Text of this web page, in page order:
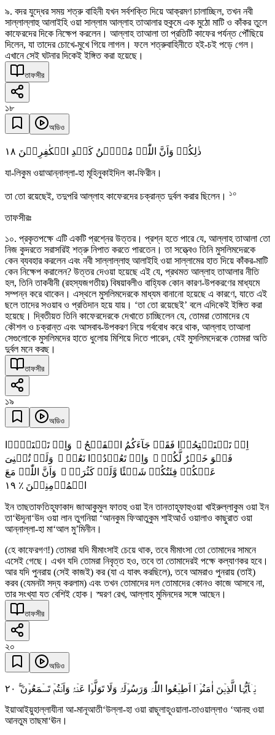
৯. বদর যুদ্ধের সময় শত্রু বাহিনী যখন সর্বশক্তি দিয়ে আক্রমণ চালাচ্ছিল, তখন নবী
সাল্লাল্লাহু আলাইহি ওয়া সাল্লাম আল্লাহ তাআলার হুকুমে এক মুঠো মাটি ও কাঁকর তুলে
কাফেরদের দিকে নিক্ষেপ করলেন। আল্লাহ তাআলা তা প্রতিটি কাফের পর্যন্ত পৌঁছিয়ে
দিলেন, যা তাদের চোখে-মুখে গিয়ে লাগল। ফলে শত্রুবাহিনীতে হই-চই পড়ে গেল।
এখানে সেই ঘটনার দিকেই ইঙ্গিত করা হয়েছে।
তাফসীর
১৮
অডিও
ذٰلِکُمۡ وَاَنَّ اللّٰہَ مُوۡہِنُ کَیۡدِ الۡکٰفِرِیۡنَ ١٨
যা-লিকুম ওয়াআন্নাল্লা-হা মূহিনুকাইদিল কা-ফিরীন।
তা তো রয়েছেই, তদুপরি আল্লাহ কাফেরদের চক্রান্ত দুর্বল করার ছিলেন। ১০
তাফসীরঃ
১০. প্রকৃতপক্ষে এটি একটি প্রশ্নের উত্তর। প্রশ্ন হতে পারে যে, আল্লাহ তাআলা তো
নিজ কুদরতে সরাসরিই শত্রু নিপাত করতে পারতেন। তা সত্ত্বেও তিনি মুসলিমদেরকে
কেন ব্যবহার করলেন এবং নবী সাল্লাল্লাহু আলাইহি ওয়া সাল্লামের হাত দিয়ে কাঁকর-মাটি
কেন নিক্ষেপ করালেন? উত্তর দেওয়া হয়েছে এই যে, প্রথমত আল্লাহ তাআলার নীতি
হল, তিনি তাকবীনী (রহস্যজগতীয়) বিষয়াবলীও বাহ্যিক কোন কারণ-উপকরণের মাধ্যমে
সম্পন্ন করে থাকেন। এস্থলে মুসলিমদেরকে মাধ্যম বানানো হয়েছে এ কারণে, যাতে এই
ছলে তাদের সওয়াব ও প্রতিদান হয়ে যায়। ‘তা তো রয়েছেই’ বলে এদিকেই ইঙ্গিত করা
হয়েছে। দ্বিতীয়ত তিনি কাফেরদেরকে দেখাতে চাচ্ছিলেন যে, তোমরা তোমাদের যে
কৌশল ও চক্রান্ত এবং আসবাব-উপকরণ নিয়ে গর্ববোধ করে থাক, আল্লাহ তাআলা
সেগুলোকে মুসলিমদের হাতে ধুলোয় মিশিয়ে দিতে পারেন, যেই মুসলিমদেরকে তোমরা অতি
দুর্বল মনে করছ।
তাফসীর
১৯
অডিও
اِنۡ تَسۡتَفۡتِحُوۡا فَقَدۡ جَآءَکُمُ الۡفَتۡحُ ۚ وَاِنۡ تَنۡتَہُوۡا
فَہُوَ خَیۡرٌ لَّکُمۡ ۚ وَاِنۡ تَعُوۡدُوۡا نَعُدۡ ۚ وَلَنۡ تُغۡنِیَ
عَنۡکُمۡ فِئَتُکُمۡ شَیۡئًا وَّلَوۡ کَثُرَتۡ ۙ وَاَنَّ اللّٰہَ مَعَ
الۡمُؤۡمِنِیۡنَ ٪ ١٩
ইন তাছতাফতিহূফাকাদ জাআকুমুল ফাতহু ওয়া ইন তানতাহূফাহুওয়া খাইরুল্লাকুম ওয়া ইন
তা‘ঊদূনা‘উদ ওয়া লান তুগনিয়া ‘আনকুম ফিআতুকুম শাইআওঁ ওয়ালাও কাছুরাত ওয়া
আন্নাল্লা-হা মা‘আল মু’মিনীন।
(হে কাফেরগণ!) তোমরা যদি মীমাংসাই চেয়ে থাক, তবে মীমাংসা তো তোমাদের সামনে
এসেই গেছে। এখন যদি তোমরা নিবৃত্ত হও, তবে তা তোমাদেরই পক্ষে কল্যাণকর হবে।
আর যদি পুনরায় (সেই কাজই) কর (যা এ যাবৎ করছিলে), তবে আমরাও পুনরায় (তাই)
করব (যেমনটা সদ্য করলাম) এবং তখন তোমাদের দল তোমাদের কোনও কাজে আসবে না,
তার সংখ্যা যত বেশিই হোক। স্মরণ রেখ, আল্লাহ মুমিনদের সঙ্গে আছেন।
তাফসীর
২০
অডিও
یٰۤاَیُّہَا الَّذِیۡنَ اٰمَنُوۡۤا اَطِیۡعُوا اللّٰہَ وَرَسُوۡلَہٗ وَلَا تَوَلَّوۡا عَنۡہُ وَاَنۡتُمۡ تَسۡمَعُوۡنَ ۚۖ ٢۰
ইয়াআইয়ুহাল্লাযীনা আ-মানূআতী‘উল্লা-হা ওয়া রাছূলাহূওয়ালা-তাওয়াল্লাও ‘আনহু ওয়া
আনতুম তাছমা‘ঊন।